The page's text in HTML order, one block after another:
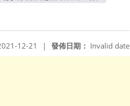
發佈日期： Invalid date
12-21 |